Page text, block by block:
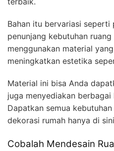
Bahan itu bervariasi
penunjang kebutuhan
menggunakan material
meningkatkan estetika
Material ini bisa Anda
juga menyediakan berbagai
Dapatkan semua
dekorasi rumah hanya di
Cobalah Mendesain